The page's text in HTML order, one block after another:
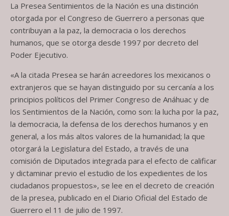
La Presea Sentimientos de la Nación es una distinción
otorgada por el Congreso de Guerrero a personas que
contribuyan a la paz, la democracia o los derechos
humanos, que se otorga desde 1997 por decreto del
Poder Ejecutivo.
«A la citada Presea se harán acreedores los mexicanos o
extranjeros que se hayan distinguido por su cercanía a los
principios políticos del Primer Congreso de Anáhuac y de
los Sentimientos de la Nación, como son: la lucha por la paz,
la democracia, la defensa de los derechos humanos y en
general, a los más altos valores de la humanidad; la que
otorgará la Legislatura del Estado, a través de una
comisión de Diputados integrada para el efecto de calificar
y dictaminar previo el estudio de los expedientes de los
ciudadanos propuestos», se lee en el decreto de creación
de la presea, publicado en el Diario Oficial del Estado de
Guerrero el 11 de julio de 1997.